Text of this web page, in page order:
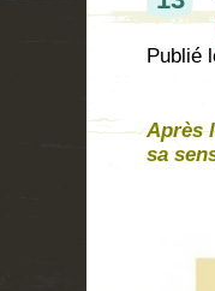
Publié
Après
sa